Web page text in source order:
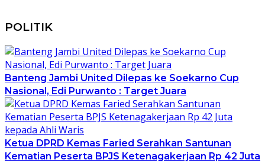
POLITIK
Banteng Jambi United Dilepas ke Soekarno Cup
Nasional, Edi Purwanto : Target Juara
Ketua DPRD Kemas Faried Serahkan Santunan
Kematian Peserta BPJS Ketenagakerjaan Rp 42 Juta